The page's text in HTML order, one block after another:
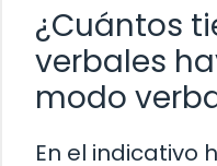
¿Cuántos
verbales
modo
En el indicativo